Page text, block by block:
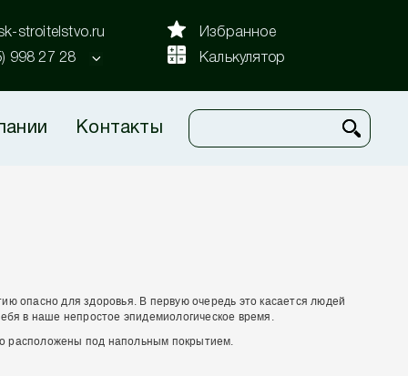
stroitelstvo.ru
998 27 28
Избранное
Калькулятор
Контакты
опасно для здоровья. В первую очередь это касается людей
в наше непростое эпидемиологическое время.
расположены под напольным покрытием.